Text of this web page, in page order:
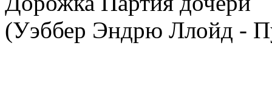
(Уэббер Эндрю Ллойд -